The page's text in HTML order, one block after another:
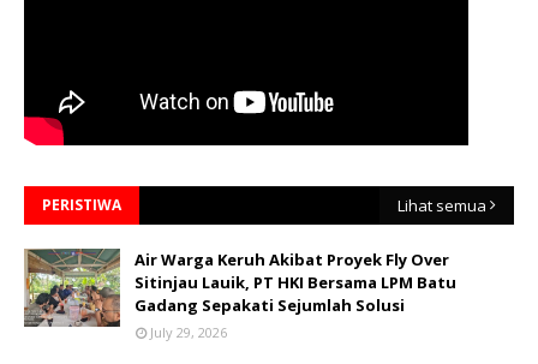
PERISTIWA Lihat semua
Air Warga Keruh Akibat Proyek Fly Over
Sitinjau Lauik, PT HKI Bersama LPM Batu
Gadang Sepakati Sejumlah Solusi
July 29, 2026